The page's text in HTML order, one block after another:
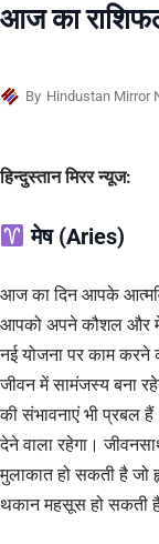
आज का
By Hindustan Mirror
हिन्दुस्तान मिरर न्यूज:
मेष (Aries)
आज का दिन आपके
आपको अपने कौशल और
नई योजना पर काम करने
जीवन में सामंजस्य बना
की संभावनाएं भी प्रबल
देने वाला रहेगा।
मुलाकात हो सकती है जो
थकान महसूस हो सकती